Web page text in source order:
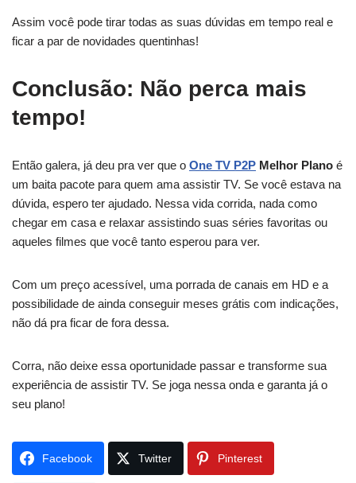
Assim você pode tirar todas as suas dúvidas em tempo real e
ficar a par de novidades quentinhas!
Conclusão: Não perca mais
tempo!
Então galera, já deu pra ver que o One TV P2P Melhor Plano é
um baita pacote para quem ama assistir TV. Se você estava na
dúvida, espero ter ajudado. Nessa vida corrida, nada como
chegar em casa e relaxar assistindo suas séries favoritas ou
aqueles filmes que você tanto esperou para ver.
Com um preço acessível, uma porrada de canais em HD e a
possibilidade de ainda conseguir meses grátis com indicações,
não dá pra ficar de fora dessa.
Corra, não deixe essa oportunidade passar e transforme sua
experiência de assistir TV. Se joga nessa onda e garanta já o
seu plano!
Facebook Twitter Pinterest